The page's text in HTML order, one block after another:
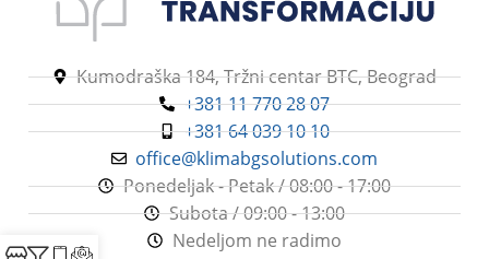
Kumodraška 184, Tržni centar BTC, Beograd
+381 11 770 28 07
+381 64 039 10 10
office@klimabgsolutions.com
Ponedeljak - Petak / 08:00 - 17:00
Subota / 09:00 - 13:00
Nedeljom ne radimo